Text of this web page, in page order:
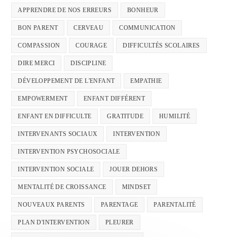
APPRENDRE DE NOS ERREURS BONHEUR
BON PARENT CERVEAU COMMUNICATION
COMPASSION COURAGE DIFFICULTÉS SCOLAIRES
DIRE MERCI DISCIPLINE
DÉVELOPPEMENT DE L'ENFANT EMPATHIE
EMPOWERMENT ENFANT DIFFÉRENT
ENFANT EN DIFFICULTE GRATITUDE HUMILITÉ
INTERVENANTS SOCIAUX INTERVENTION
INTERVENTION PSYCHOSOCIALE
INTERVENTION SOCIALE JOUER DEHORS
MENTALITÉ DE CROISSANCE MINDSET
NOUVEAUX PARENTS PARENTAGE PARENTALITÉ
PLAN D'INTERVENTION PLEURER